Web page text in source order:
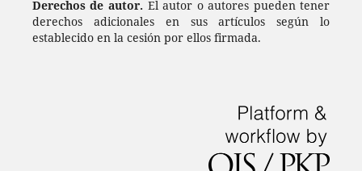
Derechos de autor. El autor o autores pueden tener
derechos adicionales en sus artículos según lo
establecido en la cesión por ellos firmada.